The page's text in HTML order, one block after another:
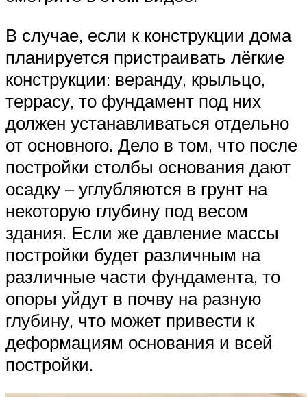
В случае, если к конструкции дома
планируется пристраивать лёгкие
конструкции: веранду, крыльцо,
террасу, то фундамент под них
должен устанавливаться отдельно
от основного. Дело в том, что после
постройки столбы основания дают
осадку – углубляются в грунт на
некоторую глубину под весом
здания. Если же давление массы
постройки будет различным на
различные части фундамента, то
опоры уйдут в почву на разную
глубину, что может привести к
деформациям основания и всей
постройки.